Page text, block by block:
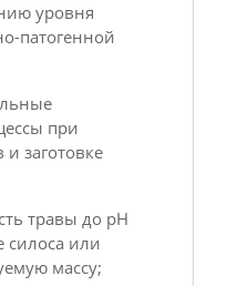
уровня
патогенной
при
заготовке
травы до pH
силоса или
массу;